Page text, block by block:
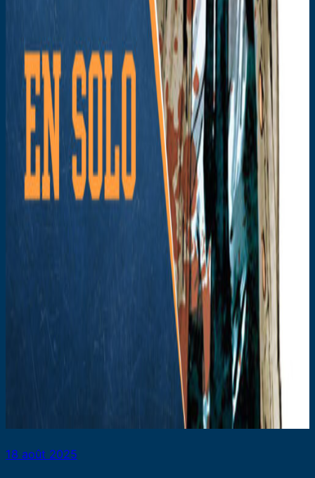
18 août 2025